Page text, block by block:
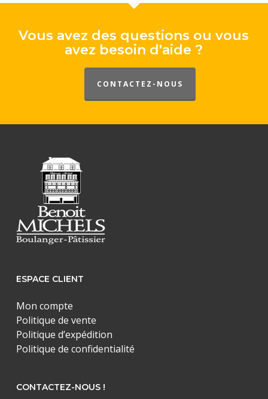
Vous avez des questions ou vous
avez besoin d'aide ?
CONTACTEZ-NOUS
ESPACE CLIENT
Mon compte
Politique de vente
Politique d’expédition
Politique de confidentialité
CONTACTEZ-NOUS !